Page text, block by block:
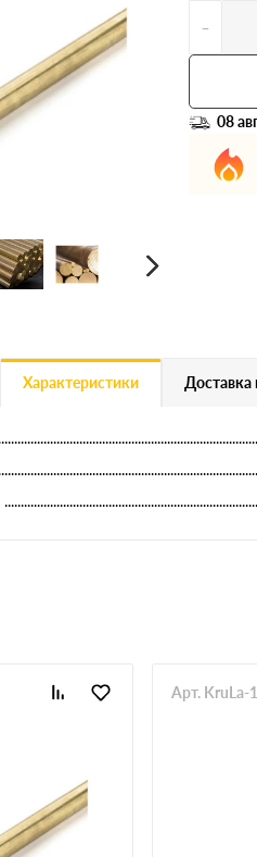
прокат
6
10
12
-
08
Характеристики Доставка
Арт. KruLa-